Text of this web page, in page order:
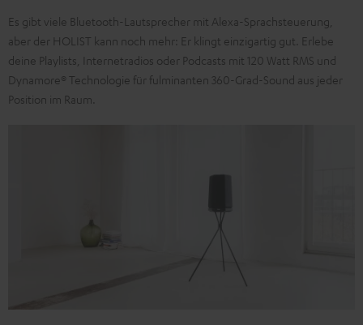
Es gibt viele Bluetooth-Lautsprecher mit Alexa-Sprachsteuerung,
aber der HOLIST kann noch mehr: Er klingt einzigartig gut. Erlebe
deine Playlists, Internetradios oder Podcasts mit 120 Watt RMS und
Dynamore® Technologie für fulminanten 360-Grad-Sound aus jeder
Position im Raum.